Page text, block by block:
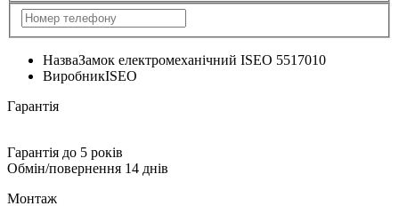
НазваЗамок електромеханічний ISEO 5517010
ВиробникISEO
Гарантія
Гарантія до 5 років
Обмін/повернення 14 днів
Монтаж